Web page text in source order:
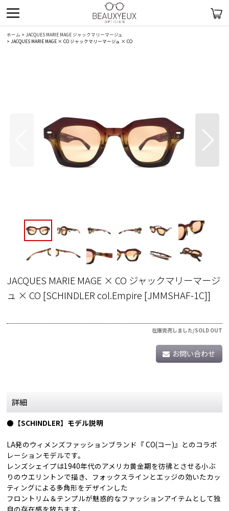
ホーム > JACQUES MARIE MAGE ジャックマリーマージュ
> JACQUES MARIE MAGE × CO ジャックマリーマージュ × CO
JACQUES MARIE MAGE × CO ジャックマリーマージ
ュ × CO [SCHINDLER col.Empire [JMMSHAF-1C]]
在庫完売しました/SOLD OUT
お問い合わせ
詳細
●【SCHINDLER】モデル説明
LA発のウィメンズファッションブランド『 CO(コー)』とのコラボ
レーションモデルです。
レンズシェイプは1940年代のアメリカ黄金期を彷彿とさせる小ぶ
りのウエリントンで描き、フォックスラインとエッジの効いたカッ
ティングによる多角形をデザインした
フロントリム＆テンプルが魅惑的なファッションアイテムとして独